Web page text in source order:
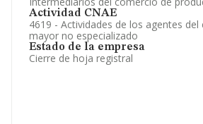
Actividad CNAE
4619 - Actividades de los agentes
mayor no especializado
Estado de la empresa
Cierre de hoja registral